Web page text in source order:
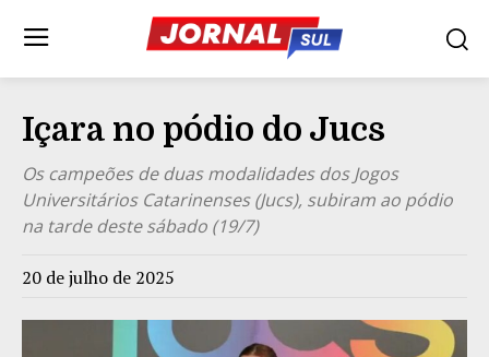
Içara no pódio do Jucs
Os campeões de duas modalidades dos Jogos
Universitários Catarinenses (Jucs), subiram ao pódio
na tarde deste sábado (19/7)
20 de julho de 2025